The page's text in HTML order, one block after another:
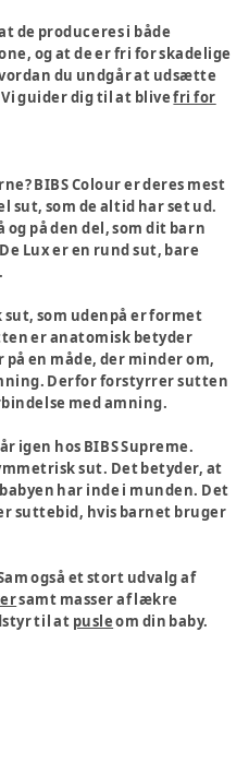
de produceres i både
og at de er fri for skadelige
du undgår at udsætte
guider dig til at blivefri for
BIBS Colour er deres mest
sut, som de altid har set ud.
på den del, som dit barn
Lux er en rund sut, bare
sut, som udenpå er formet
er anatomisk betyder
en måde, der minder om,
Derfor forstyrrer sutten
med amning.
igen hos BIBS Supreme.
sut. Det betyder, at
har inde i munden. Det
suttebid, hvis barnet bruger
også et stort udvalg af
samt masser af lækre
til at pusleom din baby.